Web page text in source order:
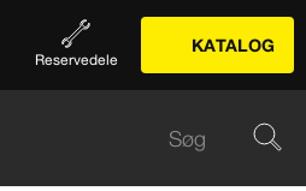
Reservedele
KATALOG